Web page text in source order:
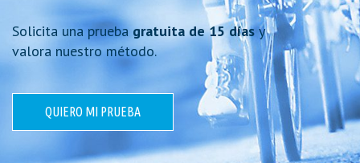
Solicita una prueba gratuita de 15 díasy
valora nuestro método.
QUIERO MI PRUEBA